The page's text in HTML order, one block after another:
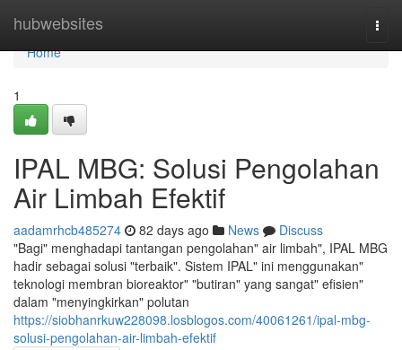
hubwebsites
Home
Home
1
IPAL MBG: Solusi Pengolahan
Air Limbah Efektif
aadamrhcb485274 82 days ago News
Discuss
"Bagi" menghadapi tantangan pengolahan" air limbah", IPAL MBG
hadir sebagai solusi "terbaik". Sistem IPAL" ini menggunakan"
teknologi membran bioreaktor" "butiran" yang sangat" efisien"
dalam "menyingkirkan" polutan
https://siobhanrkuw228098.losblogos.com/40061261/ipal-mbg-
solusi-pengolahan-air-limbah-efektif